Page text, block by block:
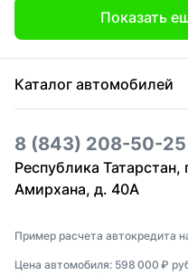
Показать
Каталог автомобилей
8 (843) 208-50-25
Республика Татарстан,
Амирхана, д. 40А
Пример расчета автокредита
Цена автомобиля: 598 000 ₽